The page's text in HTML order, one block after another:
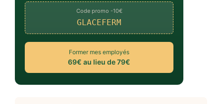
Code promo -10€
GLACEFERM
Former mes employés
69€ au lieu de 79€